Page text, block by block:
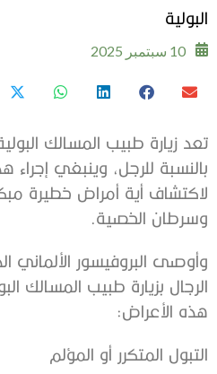
البولية
10 سبتمبر 2025
تعد زيارة طبيب المسالك
بالنسبة للرجل، وينبغي إجراء
لاكتشاف أية أمراض خطيرة
وسرطان الخصية.
وأوصى البروفيسور الألماني
الرجال بزيارة طبيب ‫المسالك
هذه الأعراض:
التبول المتكرر أو المؤلم